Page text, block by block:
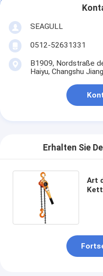
SEAGULL
0512-52631331
B1909, Nordstraße
Haiyu, Changshu
Erhalten Sie
Art